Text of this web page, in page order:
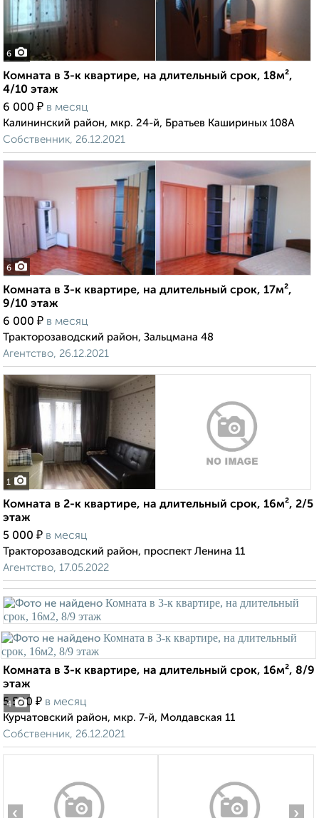
6
Комната в 3-к квартире, на длительный срок, 18м²,
4/10 этаж
6 000 ₽ в месяц
Калининский район, мкр. 24-й, Братьев Кашириных 108А
Собственник, 26.12.2021
6
Комната в 3-к квартире, на длительный срок, 17м²,
9/10 этаж
6 000 ₽ в месяц
Тракторозаводский район, Зальцмана 48
Агентство, 26.12.2021
1
Комната в 2-к квартире, на длительный срок, 16м², 2/5
этаж
5 000 ₽ в месяц
Тракторозаводский район, проспект Ленина 11
Агентство, 17.05.2022
4
Комната в 3-к квартире, на длительный срок, 16м², 8/9
этаж
5 500 ₽ в месяц
Курчатовский район, мкр. 7-й, Молдавская 11
Собственник, 26.12.2021
‹ ›